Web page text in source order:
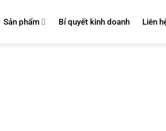
Sản phẩm Bí quyết kinh doanh Liên